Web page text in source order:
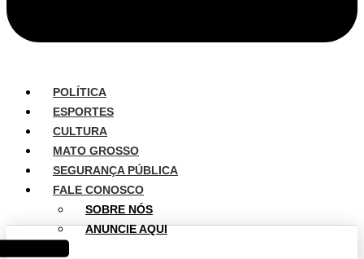
POLÍTICA
ESPORTES
CULTURA
MATO GROSSO
SEGURANÇA PÚBLICA
FALE CONOSCO
SOBRE NÓS
ANUNCIE AQUI